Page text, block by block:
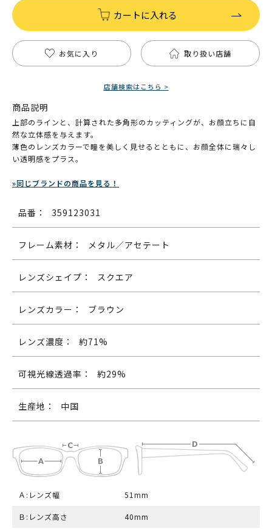
カートに入れる
お気に入り 取り扱い店舗
店舗検索はこちら >
商品説明
上部のラインと、計算された多角形のカッティングが、お顔立ちに自
然な立体感を与えます。
薄色のレンズカラーで瞳を美しく見せるとともに、お顔全体に瑞々し
い透明感をプラス。
»同じブランドの商品を見る！
品番： 359123031
フレーム素材： メタル／アセテート
レンズシェイプ： スクエア
レンズカラー： ブラウン
レンズ濃度： 約71%
可視光線透過率： 約29%
生産地： 中国
Ａ:レンズ幅 51mm
Ｂ:レンズ高さ 40mm